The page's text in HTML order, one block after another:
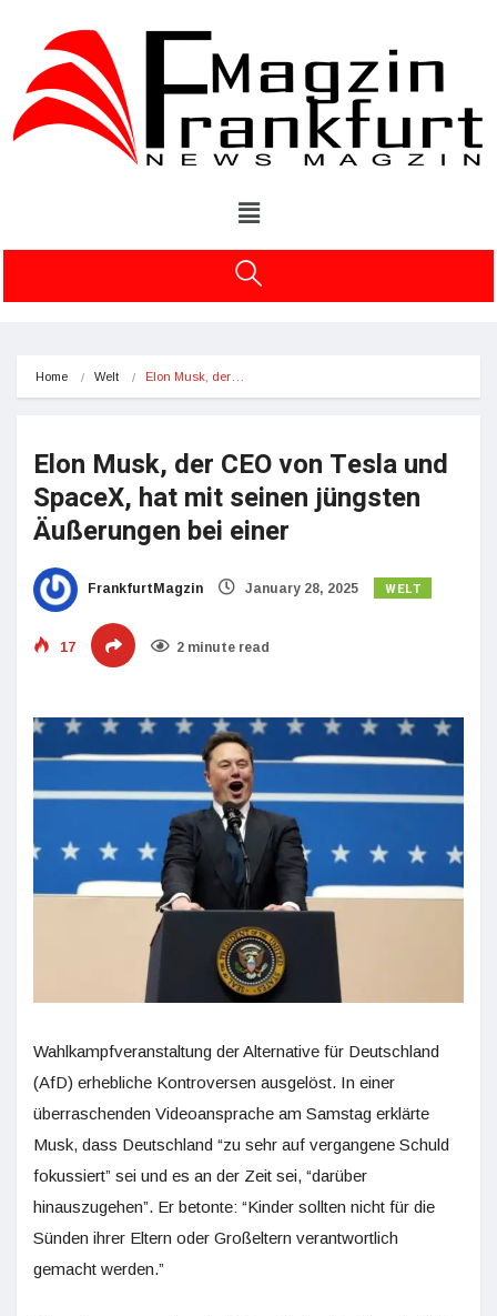
Home Welt Elon Musk, der…
Elon Musk, der CEO von Tesla und
SpaceX, hat mit seinen jüngsten
Äußerungen bei einer
FrankfurtMagzin January 28, 2025 WELT
17 2 minute read
Wahlkampfveranstaltung der Alternative für Deutschland
(AfD) erhebliche Kontroversen ausgelöst. In einer
überraschenden Videoansprache am Samstag erklärte
Musk, dass Deutschland “zu sehr auf vergangene Schuld
fokussiert” sei und es an der Zeit sei, “darüber
hinauszugehen”. Er betonte: “Kinder sollten nicht für die
Sünden ihrer Eltern oder Großeltern verantwortlich
gemacht werden.”